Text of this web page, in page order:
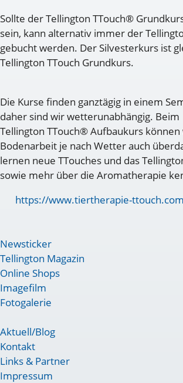
Sollte der Tellington TTouch®
sein, kann alternativ immer der
gebucht werden. Der Silvesterkurs ist
Tellington TTouch Grundkurs.
Die Kurse finden ganztägig in einem
daher sind wir wetterunabhängig. Beim
Tellington TTouch® Aufbaukurs
Bodenarbeit je nach Wetter auch
lernen neue TTouches und das
sowie mehr über die Aromatherapie
https://www.tiertherapie-
Newsticker
Tellington Magazin
Online Shops
Imagefilm
Fotogalerie
Aktuell/Blog
Kontakt
Links & Partner
Impressum